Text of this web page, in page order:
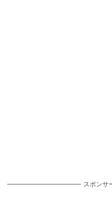
スポンサ